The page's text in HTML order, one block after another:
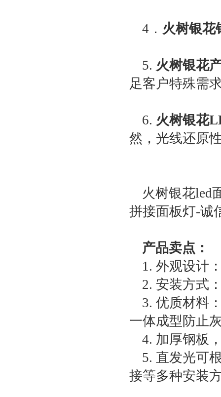
4． 火树银花
5. 火树银花
足客户特殊需
6. 火树银花
然，光线还原
火树银花led
拼接面板灯-诚
产品卖点：
1. 外观设计
2. 安装方式
3. 优质材料
一体成型防止
4. 加厚钢板
5. 直发光可
接等多种安装